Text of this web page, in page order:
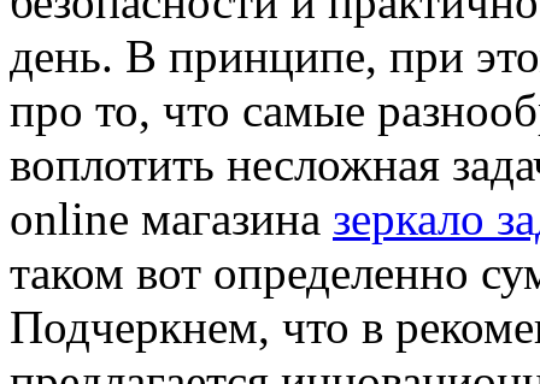
день. В принципе, при
про то, что самые
воплотить несложная
online магазина зеркало
таком вот определенно
Подчеркнем, что в